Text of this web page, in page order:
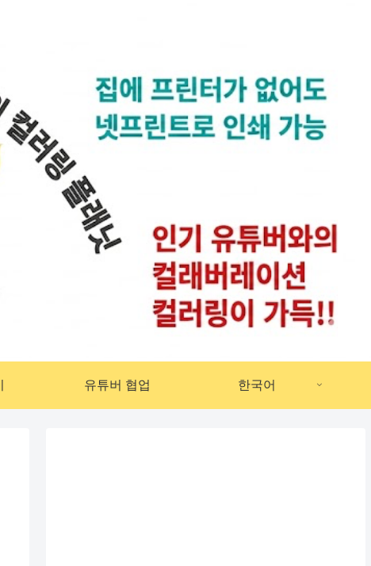
유튜버 협업 한국어